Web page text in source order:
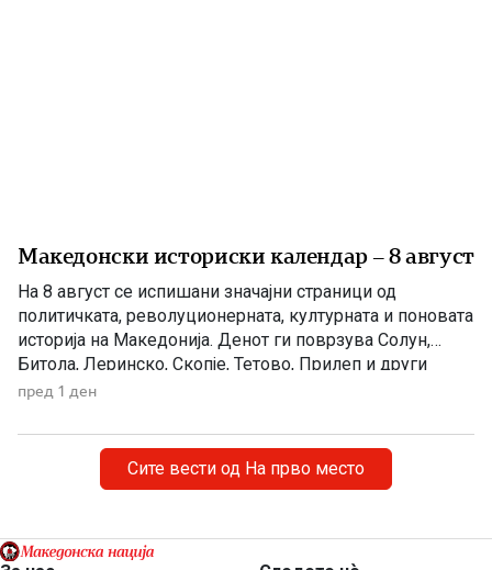
Македонски историски календар – 8 август
На 8 август се испишани значајни страници од
политичката, револуционерната, културната и поновата
историја на Македонија. Денот ги поврзува Солун,
Битола, Леринско, Скопје, Тетово, Прилеп и други
македонски краишта. 1903 – Убиен рускиот конзул
година, во екот на Илинденското востание, во Битола
бил убиен рускиот императорски конзул […]
пред 1 ден
Сите вести од На прво место